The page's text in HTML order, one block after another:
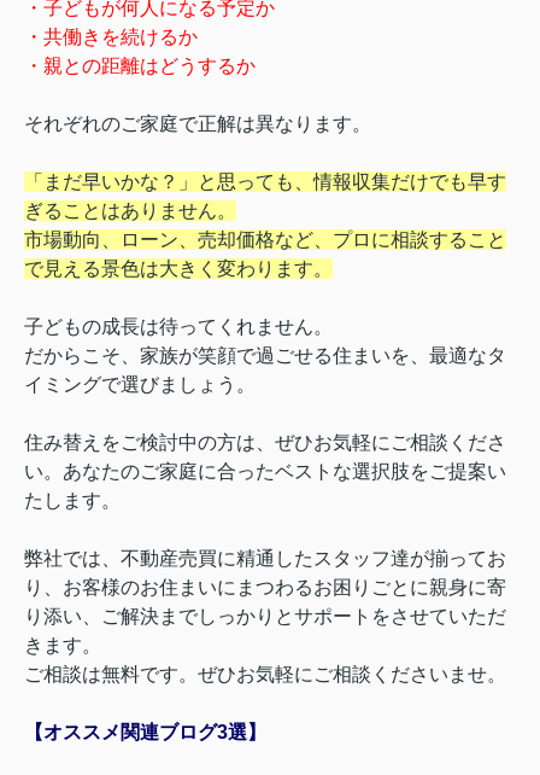
・子どもが何人になる予定か
・共働きを続けるか
・親との距離はどうするか
それぞれのご家庭で正解は異なります。
「まだ早いかな？」と思っても、情報収集だけでも早す
ぎることはありません。
市場動向、ローン、売却価格など、プロに相談すること
で見える景色は大きく変わります。
子どもの成長は待ってくれません。
だからこそ、家族が笑顔で過ごせる住まいを、最適なタ
イミングで選びましょう。
住み替えをご検討中の方は、ぜひお気軽にご相談くださ
い。あなたのご家庭に合ったベストな選択肢をご提案い
たします。
弊社では、不動産売買に精通したスタッフ達が揃ってお
り、お客様のお住まいにまつわるお困りごとに親身に寄
り添い、ご解決までしっかりとサポートをさせていただ
きます。
ご相談は無料です。ぜひお気軽にご相談くださいませ。
【オススメ関連ブログ3選】